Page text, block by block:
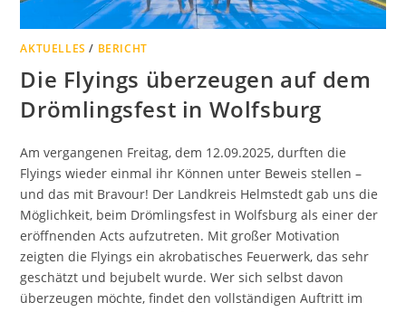
AKTUELLES / BERICHT
Die Flyings überzeugen auf dem
Drömlingsfest in Wolfsburg
Am vergangenen Freitag, dem 12.09.2025, durften die
Flyings wieder einmal ihr Können unter Beweis stellen –
und das mit Bravour! Der Landkreis Helmstedt gab uns die
Möglichkeit, beim Drömlingsfest in Wolfsburg als einer der
eröffnenden Acts aufzutreten. Mit großer Motivation
zeigten die Flyings ein akrobatisches Feuerwerk, das sehr
geschätzt und bejubelt wurde. Wer sich selbst davon
überzeugen möchte, findet den vollständigen Auftritt im